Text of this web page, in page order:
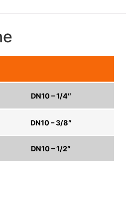
DN10 – 1/4″
DN10 – 3/8″
DN10 – 1/2″